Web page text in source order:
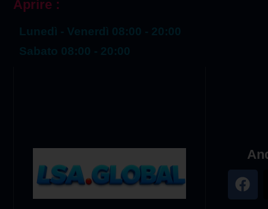
Aprire :
Lunedì - Venerdì 08:00 - 20:00
Sabato 08:00 - 20:00